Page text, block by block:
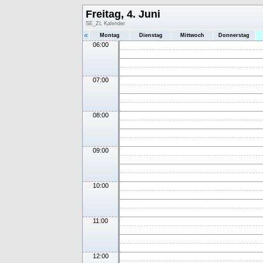
Freitag, 4. Juni
SE_ZL Kalender
« Montag Dienstag Mittwoch Donnerstag
06:00
07:00
08:00
09:00
10:00
11:00
12:00